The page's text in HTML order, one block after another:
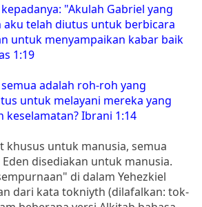
"Akulah Gabriel yang
aku telah diutus untuk berbicara
untuk menyampaikan kabar baik
1:19
adalah roh-roh yang
untuk melayani mereka yang
keselamatan? Ibrani 1:14
khusus untuk manusia, semua
disediakan untuk manusia.
di dalam Yehezkiel
dari kata tokniyth (dilafalkan: tok-